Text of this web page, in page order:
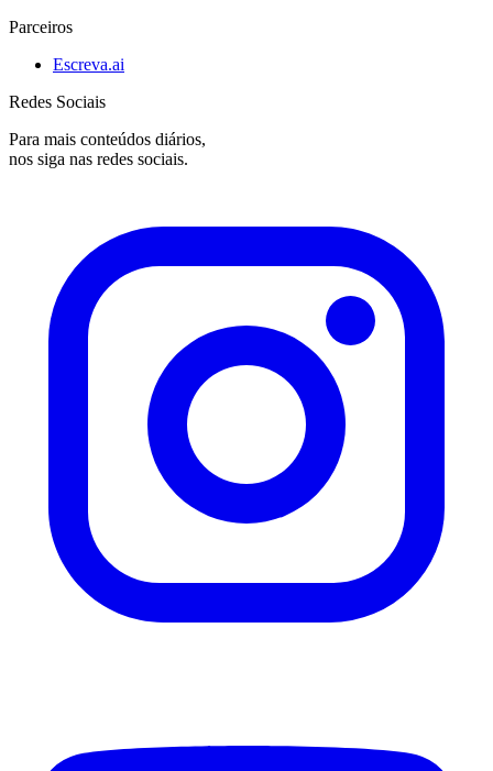
Parceiros
Escreva.ai
Redes Sociais
Para mais conteúdos diários,
nos siga nas redes sociais.